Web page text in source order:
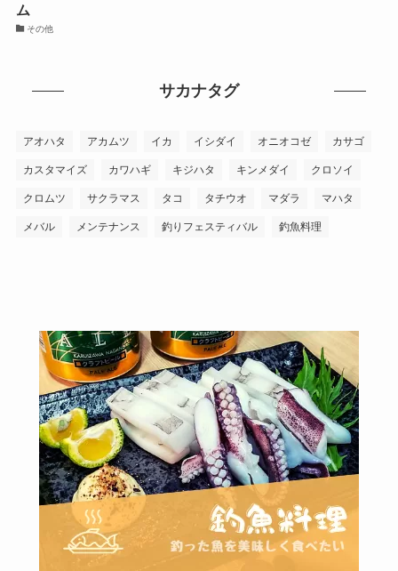
ム
その他
サカナタグ
アオハタ アカムツ イカ イシダイ オニオコゼ カサゴ
カスタマイズ カワハギ キジハタ キンメダイ クロソイ
クロムツ サクラマス タコ タチウオ マダラ マハタ
メバル メンテナンス 釣りフェスティバル 釣魚料理